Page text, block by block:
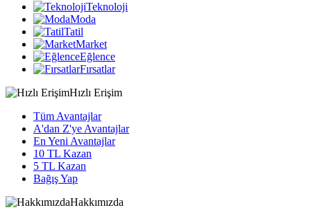
Teknoloji
Moda
Tatil
Market
Eğlence
Fırsatlar
Hızlı Erişim
Tüm Avantajlar
A'dan Z'ye Avantajlar
En Yeni Avantajlar
10 TL Kazan
5 TL Kazan
Bağış Yap
Hakkımızda